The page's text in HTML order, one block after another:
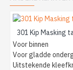
301 Kip Masking
Voor binnen
Voor gladde
Uitstekende